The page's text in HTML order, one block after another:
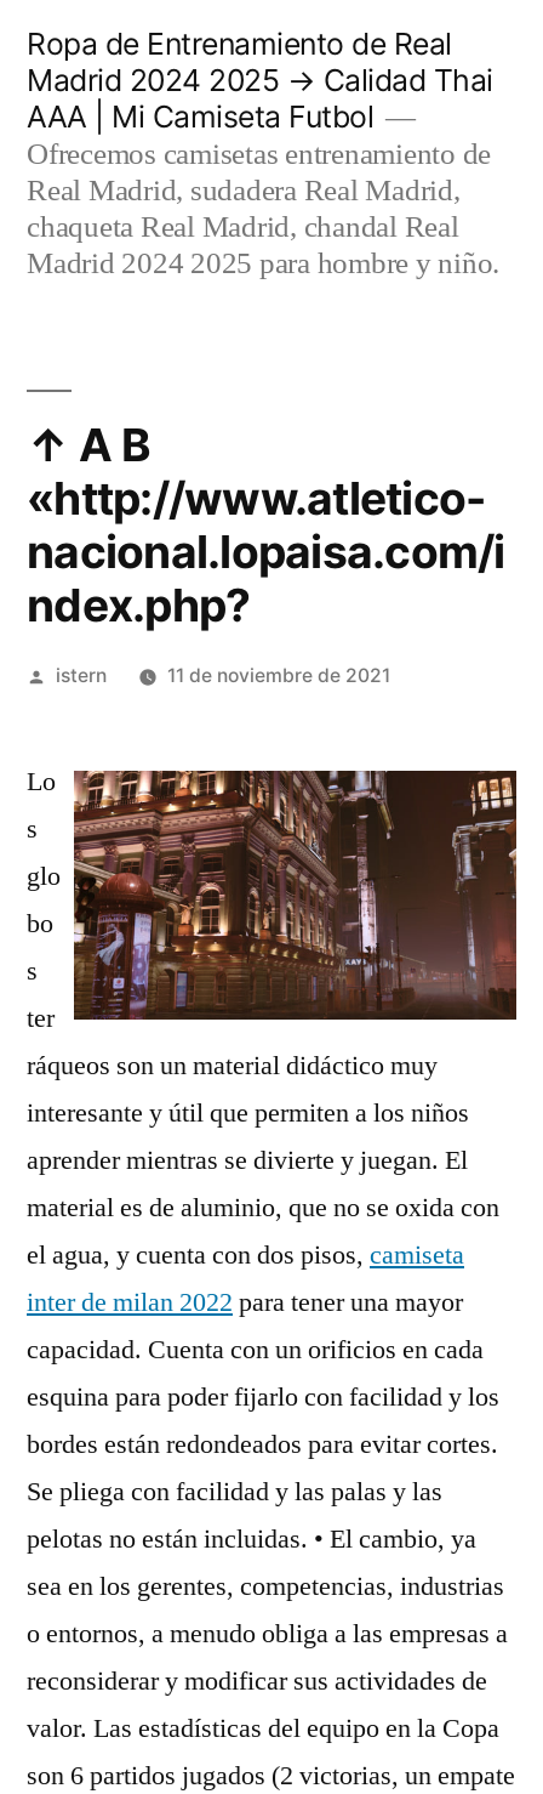
contenido
Ropa de Entrenamiento de Real
Madrid 2024 2025 → Calidad Thai
AAA | Mi Camiseta Futbol
Ofrecemos camisetas entrenamiento de
Real Madrid, sudadera Real Madrid,
chaqueta Real Madrid, chandal Real
Madrid 2024 2025 para hombre y niño.
↑ A B
«http://www.atletico-
nacional.lopaisa.com/i
ndex.php?
Publicado
istern 11 de noviembre de 2021
Lo
s
glo
bo
s
ter
ráqueos son un material didáctico muy
interesante y útil que permiten a los niños
aprender mientras se divierte y juegan. El
material es de aluminio, que no se oxida con
el agua, y cuenta con dos pisos, camiseta
inter de milan 2022 para tener una mayor
capacidad. Cuenta con un orificios en cada
esquina para poder fijarlo con facilidad y los
bordes están redondeados para evitar cortes.
Se pliega con facilidad y las palas y las
pelotas no están incluidas. • El cambio, ya
sea en los gerentes, competencias, industrias
o entornos, a menudo obliga a las empresas a
reconsiderar y modificar sus actividades de
valor. Las estadísticas del equipo en la Copa
son 6 partidos jugados (2 victorias, un empate